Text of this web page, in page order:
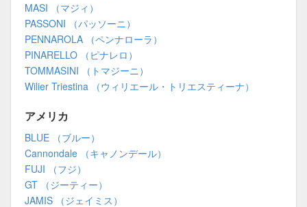
MASI （マジィ）
PASSONI （パッソーニ）
PENNAROLA （ペンナローラ）
PINARELLO （ピナレロ）
TOMMASINI （トマジーニ）
Wilier Triestina （ウィリエール・トリエスティーナ）
アメリカ
BLUE （ブルー）
Cannondale （キャノンデール）
FUJI （フジ）
GT （ジーティー）
JAMIS （ジェイミス）